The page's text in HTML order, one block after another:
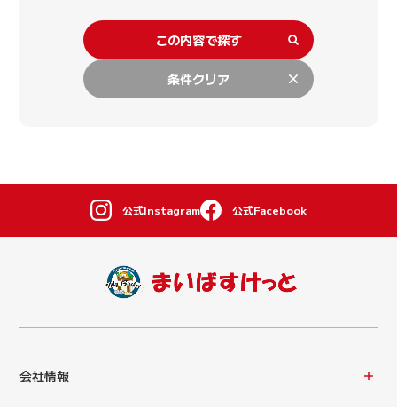
この内容で探す
条件クリア
公式Instagram 公式Facebook
会社情報